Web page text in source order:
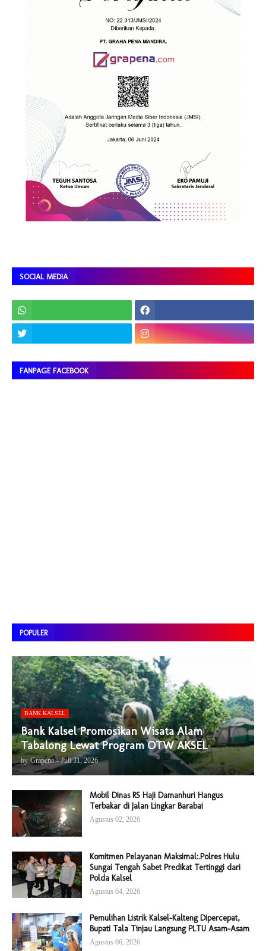
SOCIAL MEDIA
FANPAGE FACEBOOK
POPULER
BANK KALSEL
Bank Kalsel Promosikan Wisata Alam
Tabalong Lewat Program OTW AKSEL
by Grapena - Juli 31, 2026
Mobil Dinas RS Haji Damanhuri Hangus
Terbakar di Jalan Lingkar Barabai
Agustus 02, 2026
Komitmen Pelayanan Maksimal:.Polres Hulu
Sungai Tengah Sabet Predikat Tertinggi dari
Polda Kalsel
Agustus 04, 2026
Pemulihan Listrik Kalsel-Kalteng Dipercepat,
Bupati Tala Tinjau Langsung PLTU Asam-Asam
Agustus 06, 2026